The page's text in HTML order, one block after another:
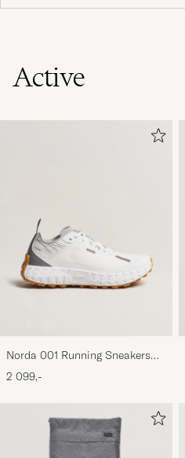
Active
Norda 001 Running Sneakers
White/Gum
2 099,-